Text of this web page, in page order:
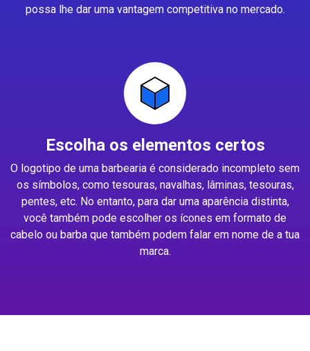
possa lhe dar uma vantagem competitiva no mercado.
Escolha os elementos certos
O logotipo de uma barbearia é considerado incompleto sem
os símbolos, como tesouras, navalhas, lâminas, tesouras,
pentes, etc. No entanto, para dar uma aparência distinta,
você também pode escolher os ícones em formato de
cabelo ou barba que também podem falar em nome de a tua
marca.